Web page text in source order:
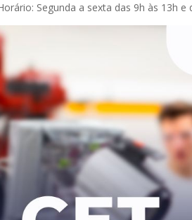
Segunda a sexta das 9h às 13h e